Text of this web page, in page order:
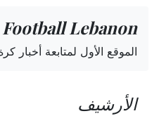
Football Lebanon
الموقع الأول لمتابعة أخبار كرة
الأرشيف